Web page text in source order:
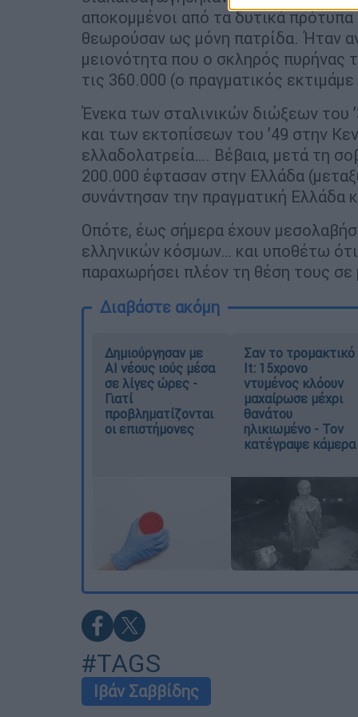
αποκομμένοι από τα δυτικά πρότυπα
θεωρούσαν ως μόνη πατρίδα. Ήταν
μειονότητα που ο σκληρός πυρήνας
τις 360.000 (ο πραγματικός
Ένεκα των σταλινικών διώξεων του
και των εκτοπίσεων του ’49 στην
ελλαδολατρεία…. Βέβαια, μετά τη
200.000 έφτασαν στην Ελλάδα
συνάντησαν την πραγματική Ελλάδα
Οπότε, έως σήμερα έχουν
ελληνικών κόσμων… και υποθέτω
παραχωρήσει πλέον τη θέση τους σε
Διαβάστε ακόμη
Δημιούργησαν με
AI νέους ιούς μέσα
σε λίγες ώρες -
Γιατί
προβληματίζονται
οι επιστήμονες
Σαν το τρομακτικό
It: 15χρονο
ντυμένος κλόουν
μαχαίρωσε μέχρι
θανάτου
ηλικιωμένο - Τον
κατέγραψε κάμερα
#TAGS
Ιβάν Σαββίδης